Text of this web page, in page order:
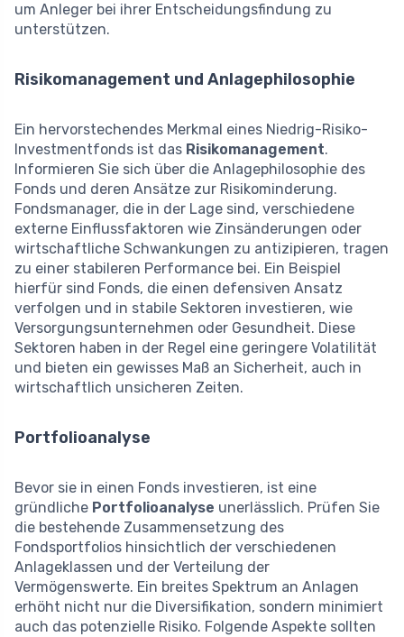
um Anleger bei ihrer Entscheidungsfindung zu
unterstützen.
Risikomanagement und Anlagephilosophie
Ein hervorstechendes Merkmal eines Niedrig-Risiko-
Investmentfonds ist das Risikomanagement.
Informieren Sie sich über die Anlagephilosophie des
Fonds und deren Ansätze zur Risikominderung.
Fondsmanager, die in der Lage sind, verschiedene
externe Einflussfaktoren wie Zinsänderungen oder
wirtschaftliche Schwankungen zu antizipieren, tragen
zu einer stabileren Performance bei. Ein Beispiel
hierfür sind Fonds, die einen defensiven Ansatz
verfolgen und in stabile Sektoren investieren, wie
Versorgungsunternehmen oder Gesundheit. Diese
Sektoren haben in der Regel eine geringere Volatilität
und bieten ein gewisses Maß an Sicherheit, auch in
wirtschaftlich unsicheren Zeiten.
Portfolioanalyse
Bevor sie in einen Fonds investieren, ist eine
gründliche Portfolioanalyse unerlässlich. Prüfen Sie
die bestehende Zusammensetzung des
Fondsportfolios hinsichtlich der verschiedenen
Anlageklassen und der Verteilung der
Vermögenswerte. Ein breites Spektrum an Anlagen
erhöht nicht nur die Diversifikation, sondern minimiert
auch das potenzielle Risiko. Folgende Aspekte sollten